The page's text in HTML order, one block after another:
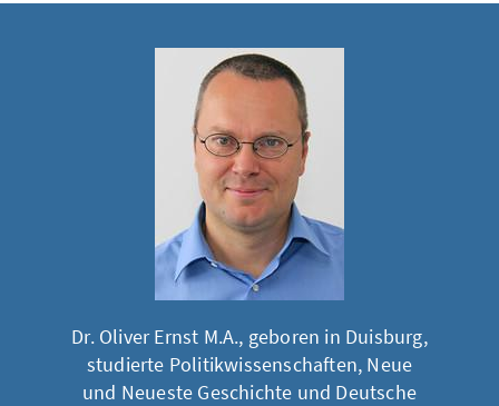
Dr. Oliver Ernst M.A., geboren in Duisburg,
studierte Politikwissenschaften, Neue
und Neueste Geschichte und Deutsche